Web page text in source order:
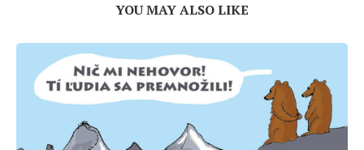
YOU MAY ALSO LIKE